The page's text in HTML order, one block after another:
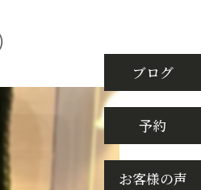
ブログ
予約
お客様の声